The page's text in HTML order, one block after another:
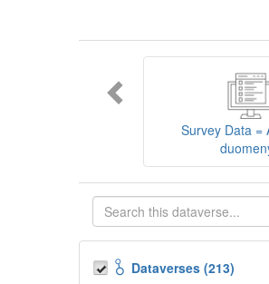
sklaidos infrastruktūra,
tarptautinius standartus. LiDA
Prieigai prie išteklių
įvairių tipų išteklius ir jie
duomenys
Koduotieji
mokslo ir studijų bei
talpykla, surasti ir parsisiųsti
Survey Data =
Dataverses (213)